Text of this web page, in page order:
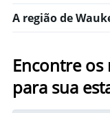
A região de
Encontre
para sua